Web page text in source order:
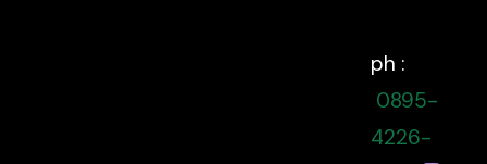
ph :
0895-
4226-